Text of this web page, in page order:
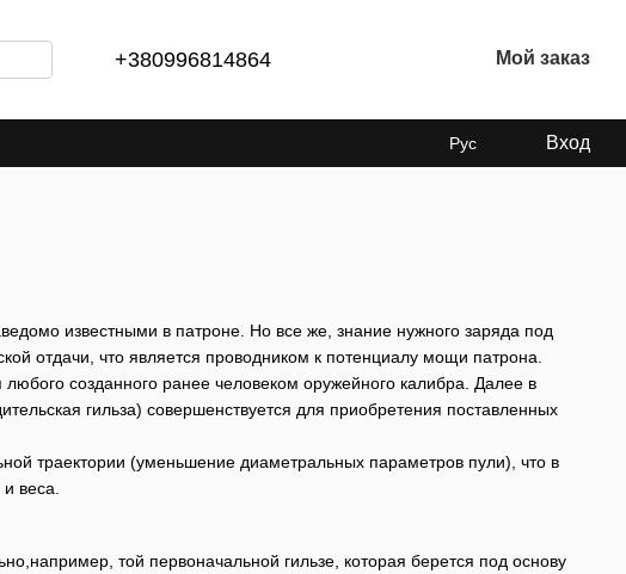
+380996814864 Мой заказ
Рус Вход
известными в патроне. Но все же, знание нужного заряда под
отдачи, что является проводником к потенциалу мощи патрона.
созданного ранее человеком оружейного калибра. Далее в
гильза) совершенствуется для приобретения поставленных
траектории (уменьшение диаметральных параметров пули), что в
веса.
той первоначальной гильзе, которая берется под основу